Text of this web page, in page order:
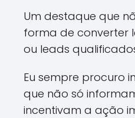
Um destaque que
forma de converter
ou leads
Eu sempre procuro
que não só
incentivam a ação